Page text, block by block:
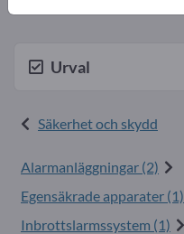
Urval
Säkerhet och skydd
Alarmanläggningar (2)
Egensäkrade apparater (1)
Inbrottslarmssystem (1)